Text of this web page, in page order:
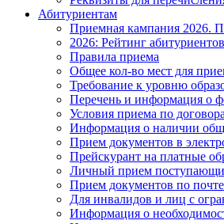
Абитуриентам
Приемная кампания 2026.
2026: Рейтинг абитуриентов
Правила приема
Общее кол-во мест для
Требование к уровню
Перечень и информация о
Условия приема по
Информация о наличии
Прием документов в
Прейскурант на платные
Личный прием
Прием документов по почте
Для инвалидов и лиц с
Информация о